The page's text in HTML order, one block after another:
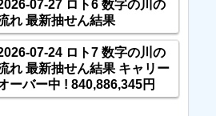
07-27 ロト6 数字の川の
れ 最新抽せん結果
07-24 ロト7 数字の川の
れ 最新抽せん結果 キャリー
ーバー中 ! 840,886,345円